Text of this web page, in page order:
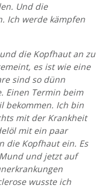
Und die
Ich werde kämpfen
die Kopfhaut an zu
es ist wie eine
sind so dünn
Einen Termin beim
bekommen. Ich bin
mit der Krankheit
mit ein paar
die Kopfhaut ein. Es
und jetzt auf
wusste ich